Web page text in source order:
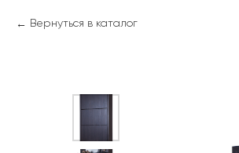
Вернуться в каталог